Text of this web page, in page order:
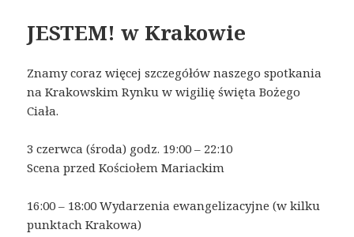
JESTEM! w Krakowie
Znamy coraz więcej szczegółów naszego spotkania
na Krakowskim Rynku w wigilię święta Bożego
Ciała.
3 czerwca (środa) godz. 19:00 – 22:10
Scena przed Kościołem Mariackim
16:00 – 18:00 Wydarzenia ewangelizacyjne (w kilku
punktach Krakowa)